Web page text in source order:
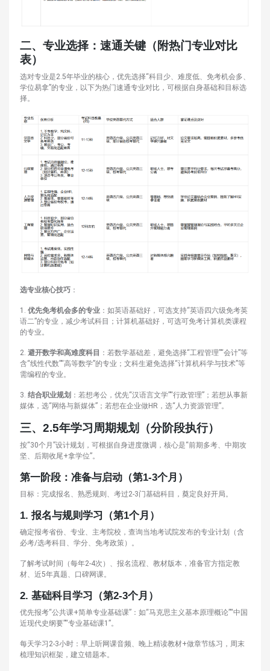
二、专业选择：速通关键（附热门专业对比
表）
选对专业是2.5年毕业的核心，优先选择“科目少、难度低、免考机会多、
学位易拿”的专业，以下为热门速通专业对比，可根据自身基础和目标选
择。
选专业核心技巧 ：
1. 优先免考机会多的专业 ：如英语基础好，可选支持“英语四六级免考英
语二”的专业，减少考试科目；计算机基础好，可选可免考计算机类课程
的专业。
2. 避开数学和高难度科目 ：若数学基础差，避免选择“工程管理”“会计”等
含“线性代数”“高等数学”的专业；文科生避免选择“计算机科学与技术”等
需编程的专业。
3. 结合职业规划 ：若想考公，优先“汉语言文学”“行政管理”；若想从事新
媒体，选“网络与新媒体”；若想在企业做HR，选“人力资源管理”。
三、2.5年学习周期规划（分阶段执行）
按“30个月”设计规划，可根据自身进度微调，核心是“前期多考、中期攻
坚、后期收尾+拿学位”。
第一阶段：准备与启动（第1-3个月）
目标：完成报名、熟悉规则、考过2-3门基础科目，奠定良好开局。
1. 报名与规则学习（第1个月）
确定报考省份、专业、主考院校，查询当地考试院发布的专业计划（含
必考/选考科目、学分、免考政策）。
了解考试时间（每年2-4次）、报名流程、教材版本，准备官方指定教
材、近5年真题、口碑网课。
2. 基础科目学习（第2-3个月）
优先报考“公共课+简单专业基础课”：如“马克思主义基本原理概论”“中国
近现代史纲要”“专业基础课1”。
每天学习2-3小时：早上听网课音频、晚上精读教材+做章节练习，周末
梳理知识框架，建立错题本。